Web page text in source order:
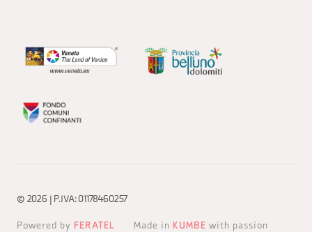
© 2026 | P.IVA: 01178460257
Powered by FERATEL Made in KUMBE with passion